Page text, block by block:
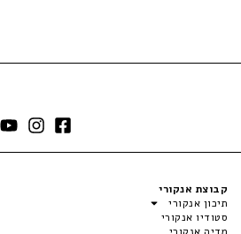
קבוצת אנקורי
תיכון אנקורי
סטודיו אנקורי